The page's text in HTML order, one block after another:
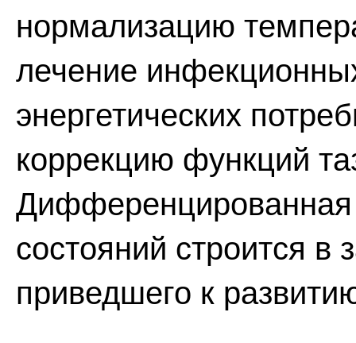
нормализацию
лечение
энергетических
коррекцию функций
Дифференцированная
состояний строится в
приведшего к